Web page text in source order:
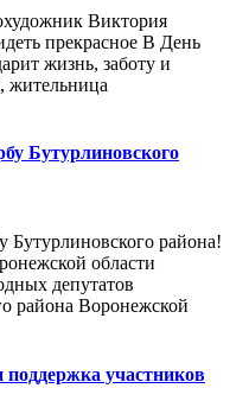
Виктория
прекрасное В День
жизнь, заботу и
жительница
Бутурлиновского
Бутурлиновского района!
области
депутатов
района Воронежской
поддержка участников